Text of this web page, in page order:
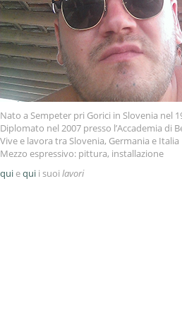
Nato a Sempeter pri Gorici in Slovenia nel
Diplomato nel 2007 presso l’Accademia di
Vive e lavora tra Slovenia, Germania e Italia
Mezzo espressivo: pittura, installazione
qui equi i suoi lavori